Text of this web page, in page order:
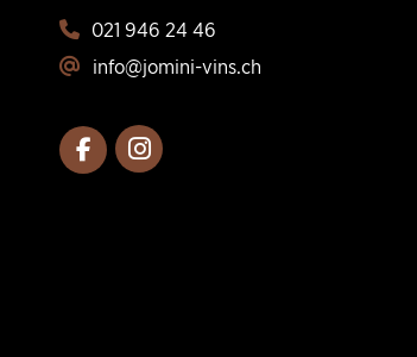
021 946 24 46
info@jomini-vins.ch